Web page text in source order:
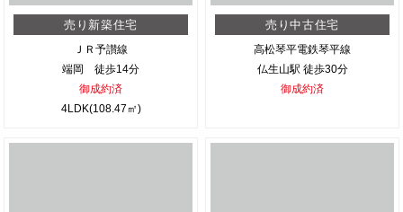
売り新築住宅
ＪＲ予讃線
端岡 徒歩14分
御成約済
4LDK(108.47㎡)
売り中古住宅
高松琴平電鉄琴平線
仏生山駅 徒歩30分
御成約済